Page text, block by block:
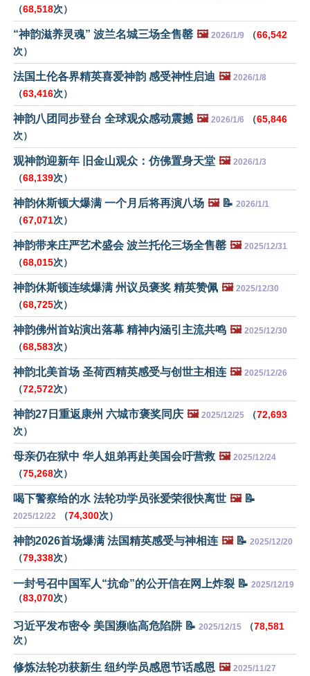
（68,518次）
“神韵滋养灵魂” 波兰名城三场全售罄 🖼️ 2026/1/9 （66,542
次）
法国土伦各界精英喜爱神韵 感受神性启迪 🖼️ 2026/1/8
（63,416次）
神韵八团同步登台 全球观众感动震撼 🖼️ 2026/1/6 （65,846
次）
观神韵迎新年 旧金山观众：仿佛置身天堂 🖼️ 2026/1/3
（68,139次）
神韵休斯顿大爆满 一个月后将再演八场 🖼️📝 2026/1/1
（67,071次）
神韵带来庄严艺术盛会 波兰托伦三场全售罄 🖼️ 2025/12/31
（68,015次）
神韵休斯顿连续爆满 州议员褒奖 精英赞佩 🖼️ 2025/12/30
（68,725次）
神韵佛州首站演出落幕 精神内涵引主流共鸣 🖼️ 2025/12/30
（68,583次）
神韵北美首场 圣荷西精英感受与创世主相连 🖼️ 2025/12/26
（72,572次）
神韵27日重返康州 六城市褒奖同庆 🖼️ 2025/12/25 （72,693
次）
母亲仍在狱中 华人姐弟再赴美国会吁营救 🖼️ 2025/12/24
（75,268次）
喝下警察给的水 法轮功学员张爱荣很快离世 🖼️📝
2025/12/22 （74,300次）
神韵2026首场爆满 法国精英感受与神相连 🖼️📝 2025/12/20
（79,338次）
一封号召中国军人“抗命”的公开信在网上炸裂 📝 2025/12/19
（83,070次）
习近平发布密令 美国濒临高危陷阱 📝 2025/12/15 （78,581
次）
修炼法轮功获新生 纽约学员感恩节话感恩 🖼️ 2025/11/27